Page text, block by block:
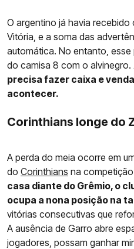
O argentino já havia
Vitória, e a soma das
automática. No entanto,
do camisa 8 com o alvinegro.
precisa fazer caixa e
acontecer.
Corinthians longe do
A perda do meia ocorre em
do Corinthians na
casa diante do Grêmio, o
ocupa a nona posição na
vitórias consecutivas que
A ausência de Garro abre
jogadores, possam ganhar